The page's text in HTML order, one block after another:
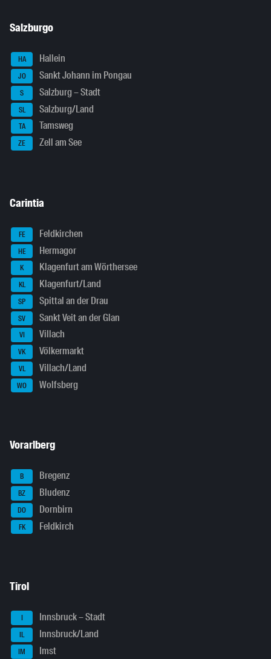
Salzburgo
HA Hallein
JO Sankt Johann im Pongau
S Salzburg – Stadt
SL Salzburg/Land
TA Tamsweg
ZE Zell am See
Carintia
FE Feldkirchen
HE Hermagor
K Klagenfurt am Wörthersee
KL Klagenfurt/Land
SP Spittal an der Drau
SV Sankt Veit an der Glan
VI Villach
VK Völkermarkt
VL Villach/Land
WO Wolfsberg
Vorarlberg
B Bregenz
BZ Bludenz
DO Dornbirn
FK Feldkirch
Tirol
I Innsbruck – Stadt
IL Innsbruck/Land
IM Imst